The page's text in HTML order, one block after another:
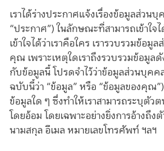
เราได้ร่างประกาศแจ้งเรื่องข้อมูลส่วน
“ประกาศ”) ในลักษณะที่สามารถเข้าใจ
เข้าใจได้ว่าเราคือใคร เรารวบรวมข้อ
คุณ เพราะเหตุใดเราถึงรวบรวมข้อมูลดั
กับข้อมูลนี้ โปรดจำไว้ว่าข้อมูลส่วนบุคค
ฉบับนี้ว่า “ข้อมูล” หรือ “ข้อมูลของคุณ
ข้อมูลใด ๆ ซึ่งทำให้เราสามารถระบุตั
โดยอ้อม โดยเฉพาะอย่างยิ่งการอ้างถึง
นามสกุล อีเมล หมายเลขโทรศัพท์ ฯลฯ